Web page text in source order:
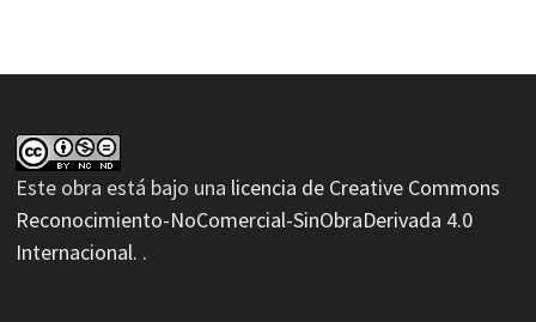
Este obra está bajo una licencia de Creative Commons
Reconocimiento-NoComercial-SinObraDerivada 4.0
Internacional. .